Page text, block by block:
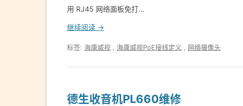
用 RJ45 网络面板免打…
继续阅读 →
标签: 海康威视 海康威视PoE接线定义 网络摄像头
德生收音机PL660维修